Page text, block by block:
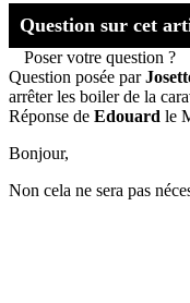
Question sur cet
Poser votre question ?
Question posée par
arrêter les boiler de la
Réponse de Edouard le
Bonjour,
Non cela ne sera pas